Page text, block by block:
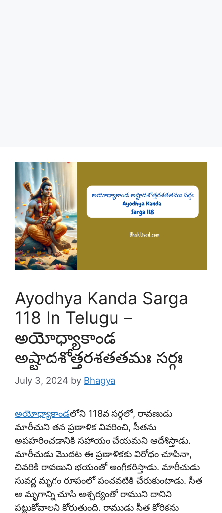
Ayodhya Kanda Sarga
118 In Telugu –
అయోధ్యాకాండ
అష్టాదశోత్తరశతతమః సర్గః
July 3, 2024 by Bhagya
అయోధ్యాకాండలోని 118వ సర్గలో, రావణుడు
మారీచుని తన ప్రణాళిక వివరించి, సీతను
అపహరించడానికి సహాయం చేయమని ఆదేశిస్తాడు.
మారీచుడు మొదట ఈ ప్రణాళికకు విరోధం చూపినా,
చివరికి రావణుని భయంతో అంగీకరిస్తాడు. మారీచుడు
సువర్ణ మృగం రూపంలో పంచవటికి చేరుకుంటాడు. సీత
ఆ మృగాన్ని చూసి ఆశ్చర్యంతో రాముని దానిని
పట్టుకోవాలని కోరుతుంది. రాముడు సీత కోరికను